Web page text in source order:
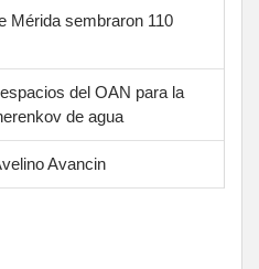
Mérida sembraron 110
del OAN para la
de agua
Avancin